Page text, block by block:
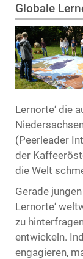
Globale
Lernorte‘ die
(Peerleader
der
die Welt
Gerade
Lernorte‘
zu
entwickeln.
engagieren,